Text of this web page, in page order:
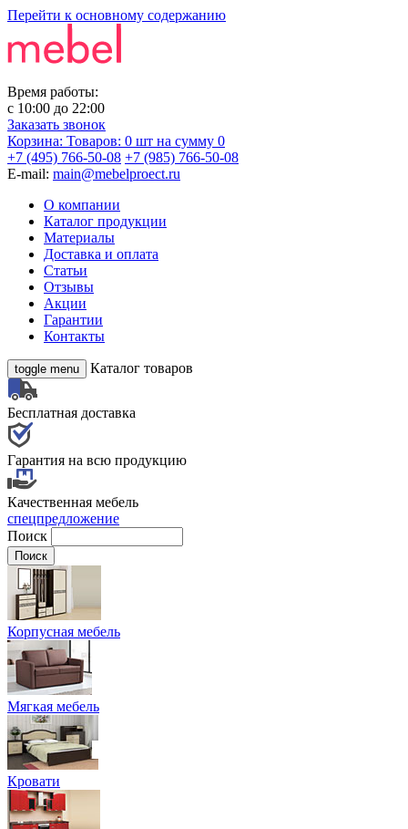
Перейти к основному содержанию
Время работы:
с 10:00 до 22:00
Заказать звонок
Корзина: Товаров: 0 шт на сумму 0
+7 (495) 766-50-08 +7 (985) 766-50-08
E-mail: main@mebelproect.ru
О компании
Каталог продукции
Материалы
Доставка и оплата
Статьи
Отзывы
Акции
Гарантии
Контакты
toggle menu Каталог товаров
Бесплатная доставка
Гарантия на всю продукцию
Качественная мебель
спецпредложение
Поиск
Корпусная мебель
Мягкая мебель
Кровати